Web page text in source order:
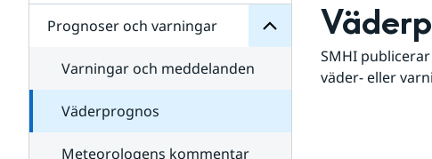
Prognoser och varningar
Varningar och meddelanden
Väderprognos
Meteorologens kommentar
SMHI
väder- eller